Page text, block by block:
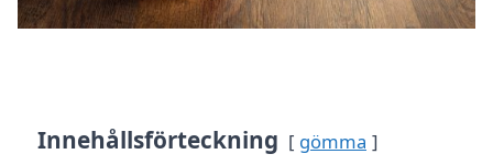
Innehållsförteckning gömma